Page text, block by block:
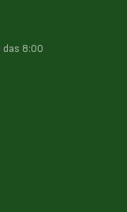
das 8:00